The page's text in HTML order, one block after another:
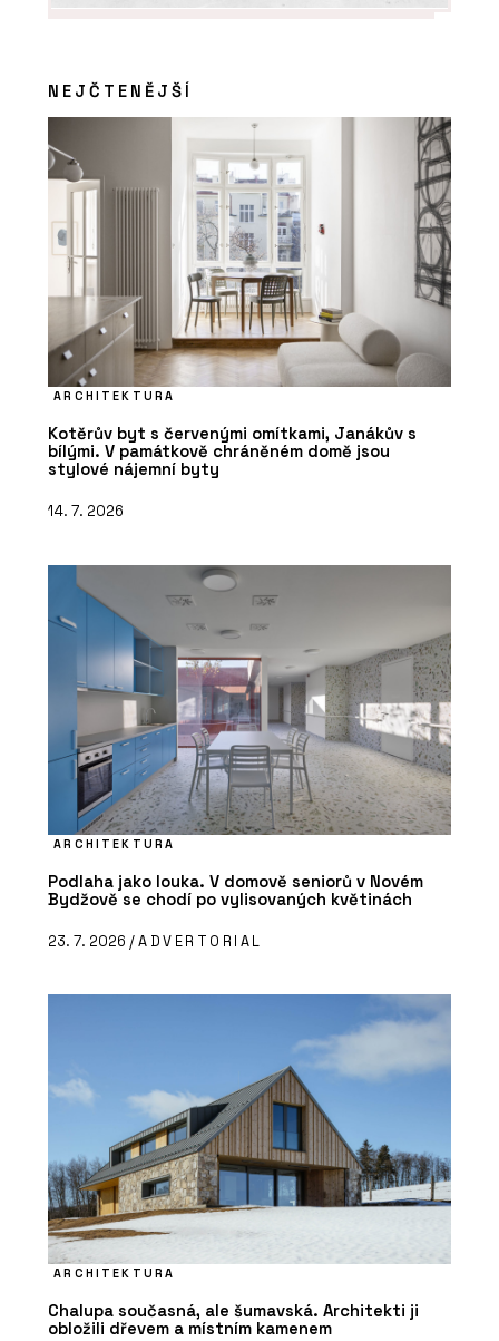
NEJČTENĚJŠÍ
ARCHITEKTURA
Kotěrův byt s červenými omítkami, Janákův s
bílými. V památkově chráněném domě jsou
stylové nájemní byty
14. 7. 2026
ARCHITEKTURA
Podlaha jako louka. V domově seniorů v Novém
Bydžově se chodí po vylisovaných květinách
23. 7. 2026 /ADVERTORIAL
ARCHITEKTURA
Chalupa současná, ale šumavská. Architekti ji
obložili dřevem a místním kamenem